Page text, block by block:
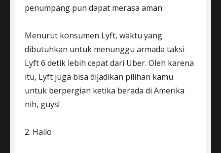
penumpang pun dapat merasa aman.
Menurut konsumen Lyft, waktu yang
dibutuhkan untuk menunggu armada taksi
Lyft 6 detik lebih cepat dari Uber. Oleh karena
itu, Lyft juga bisa dijadikan pilihan kamu
untuk berpergian ketika berada di Amerika
nih, guys!
2. Hailo